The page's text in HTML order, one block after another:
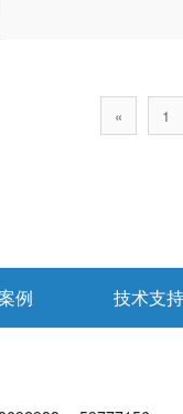
« 1
例 技术支持